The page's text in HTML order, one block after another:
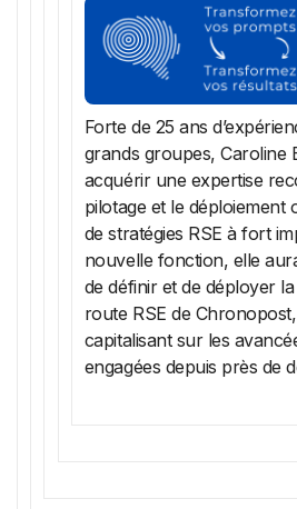
Forte de 25 ans
grands groupes, Caroline
acquérir une expertise
pilotage et le déploiement
de stratégies RSE à fort
nouvelle fonction, elle
de définir et de déployer
route RSE de
capitalisant sur les
engagées depuis près de